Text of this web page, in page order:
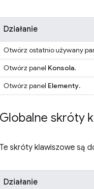
Działanie
Otwórz ostatnio używany
Otwórz panel Konsola.
Otwórz panel Elementy.
Globalne skróty
Te skróty klawiszowe są
Działanie